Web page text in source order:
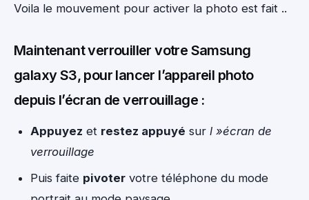
Voila le mouvement pour activer la photo est fait ..
Maintenant verrouiller votre Samsung
galaxy S3, pour lancer l’appareil photo
depuis l’écran de verrouillage :
Appuyez et restez appuyé sur l »écran de
verrouillage
Puis faite pivoter votre téléphone du mode